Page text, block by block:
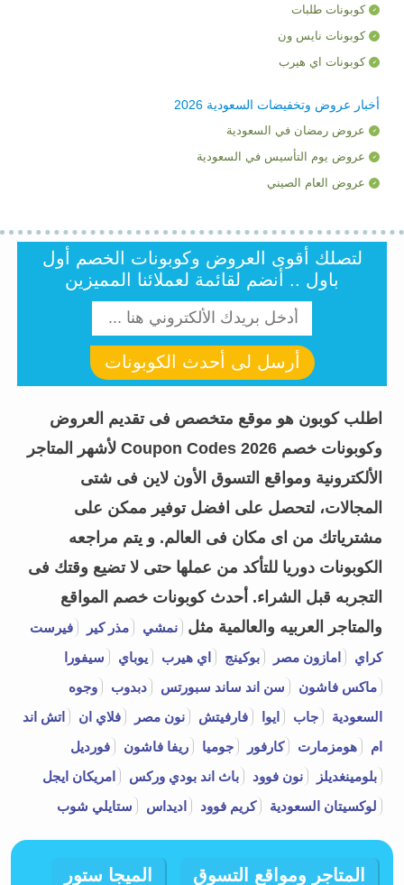
كوبونات طلبات
كوبونات نايس ون
كوبونات اي هيرب
أخبار عروض وتخفيضات السعودية 2026
عروض رمضان في السعودية
عروض يوم التأسيس في السعودية
عروض العام الصيني
لتصلك أقوى العروض وكوبونات الخصم أول
باول .. أنضم لقائمة لعملائنا المميزين
أرسل لى أحدث الكوبونات
اطلب كوبون هو موقع متخصص فى تقديم العروض
وكوبونات خصم Coupon Codes 2026 لأشهر المتاجر
الألكترونية ومواقع التسوق الأون لاين فى شتى
المجالات، لتحصل على افضل توفير ممكن على
مشترياتك من اى مكان فى العالم. و يتم مراجعه
الكوبونات دوريا للتأكد من عملها حتى لا تضيع وقتك فى
التجربه قبل الشراء. أحدث كوبونات خصم المواقع
والمتاجر العربيه والعالمية مثل
نمشي مذر كير
فيرست
كراي
امازون مصر بوكينج اي هيرب يوباي
سيفورا
ماكس فاشون
سن اند ساند سبورتس دبدوب
وجوه
السعودية
جاب ايوا فارفيتش نون مصر فلاي ان
اتش اند
ام
هومزمارت كارفور جوميا ريفا فاشون
فورديل
بلومينغديلز
نون فوود باث اند بودي وركس
امريكان ايجل
لوكسيتان السعودية
كريم فوود اديداس ستايلي شوب
المتاجر ومواقع التسوق الميجا ستور